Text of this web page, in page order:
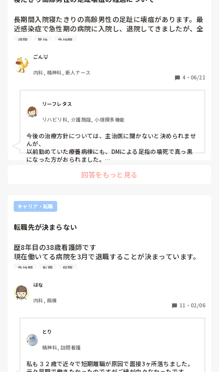
師の判断のみで可能とはなりますが説明とフォローは必要にな
ります。
長期間入院寝たきりの高齢男性の足趾に壊疽があります。最
近感染症で急性期の病院に入院し、退院してきましたが、全
身状態も芳しくありません。
軟膏だけで経過観察してますが、よくなる気配はありませ
ん。
高齢寝たきりとは言えこのまま放置していれば敗血症からの
命の危機の恐れがあるので、アンプタしかないのではと思い
ますが、それはそれで出血やらこの状態の人に麻酔かけるの
も怖いなと思います。なのでこのままカデックス処置だけ続
けて様子を見ていくしかないのでしょうか？
この先この人はどういう経過を辿ると考えられますか？
こういう可能性もあるよなどご意見くださったら嬉しいで
す。
よろしくお願いします。
退院 男性 急性期
ごん🦊
内科, 精神科, 新人ナース
4 ・ 06/21
リーフレタス
リハビリ科, 介護施設, 小規模多機能
今後の治療方針については、主治医に聞かないと決められませ
んが、
以前勤めていた療養病棟にも、DMによる足指の壊死で真っ黒
になった方がおられました。
っと施行していました。
参考になるかわかりませんが、私のところでは、こんな感じで
した☺️
回答をもっと見る
キャリア・転職
転職先が決まらない
歴8年目の38歳看護師です
現在働いてる病院を3月で退職することが決まっています。
急性期を希望していますが、次の職場が決まりません。
短期離職もあり、年齢もいっているためか書類で2カ所落ち
ています。
4月入職の募集を締め切っているところも結構あります。
このまま妥協して興味のない病院に就職するなら1年バイト
で生活して来年度の4月入職を目指そうと思ってますが皆さ
んはどう思いますか？
急性期 転職 病院
はな
内科, 病棟
11 ・ 02/06
とり
精神科, 訪問看護
私も３２歳で近々で短期離職が原因で面接3ヶ所落ちました。